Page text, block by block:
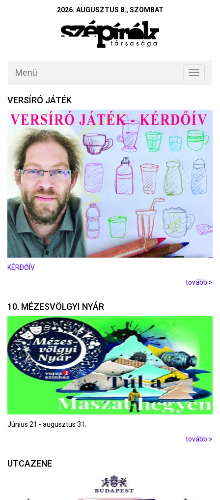
2026. AUGUSZTUS 8., SZOMBAT
Toggle
Menü
VERSÍRÓ JÁTÉK
KÉRDŐÍV
tovább >
10. MÉZESVÖLGYI NYÁR
Június 21 - augusztus 31.
tovább >
UTCAZENE